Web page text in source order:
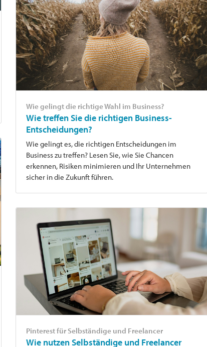
Wie gelingt die richtige Wahl im Business?
Wie treffen Sie die richtigen Business-
Entscheidungen?
Wie gelingt es, die richtigen Entscheidungen im
Business zu treffen? Lesen Sie, wie Sie Chancen
erkennen, Risiken minimieren und Ihr Unternehmen
sicher in die Zukunft führen.
Pinterest für Selbständige und Freelancer
Wie nutzen Selbständige und Freelancer